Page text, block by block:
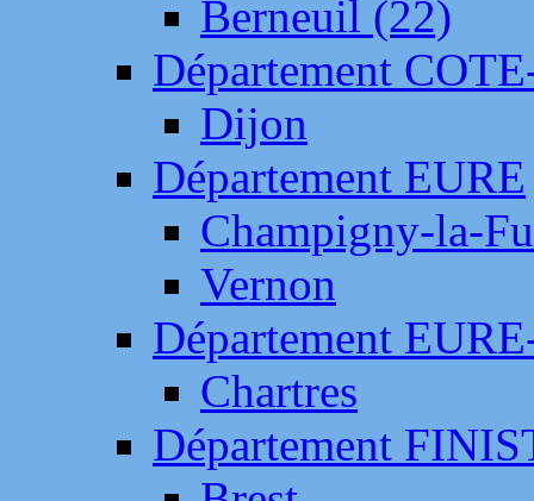
Berneuil (22)
Département
Dijon
Département EURE
Champigny-la-
Vernon
Département
Chartres
Département